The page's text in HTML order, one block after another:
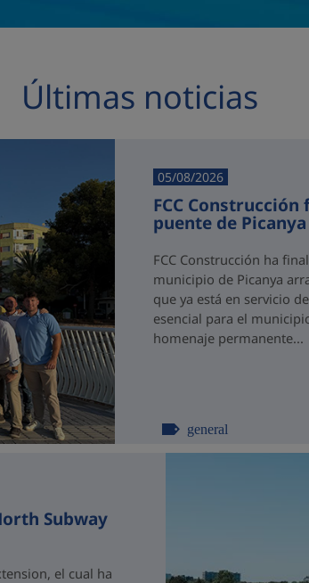
Últimas noticias
05/08/2026
FCC
puente de
FCC Construcción ha
municipio de Picanya
que ya está en servicio
esencial para el
homenaje permanente...
general
Subway
el cual ha